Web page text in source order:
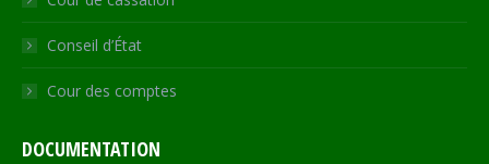
Conseil d’État
Cour des comptes
DOCUMENTATION